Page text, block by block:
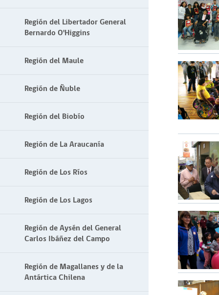
Región del Libertador General
Bernardo O'Higgins
Región del Maule
Región de Ñuble
Región del Biobío
Región de La Araucanía
Región de Los Ríos
Región de Los Lagos
Región de Aysén del General
Carlos Ibáñez del Campo
Región de Magallanes y de la
Antártica Chilena